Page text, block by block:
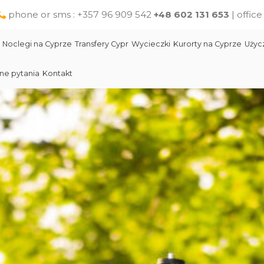
phone or sms : +357 96 909 542 +48 602 131 653 | office
Noclegi na Cyprze Transfery Cypr Wycieczki
Wycieczki jednodniowe na Cyprze z Pafos
Wycieczki z Larnaki
Wycieczki z Protaras
Kurorty na Cyprze
Larnaka
Limassol
Słynni ludzie Cypru
Restauracje na Cyprze
Pomoc na Cyprze dla polskich turystów
Lokalne produkty na Cyprze
Cypr Atrakcje
Cypr - Państwo
Skała Afodyty
Skała Afodyty
Lara Beach Plaża
pytania Kontakt